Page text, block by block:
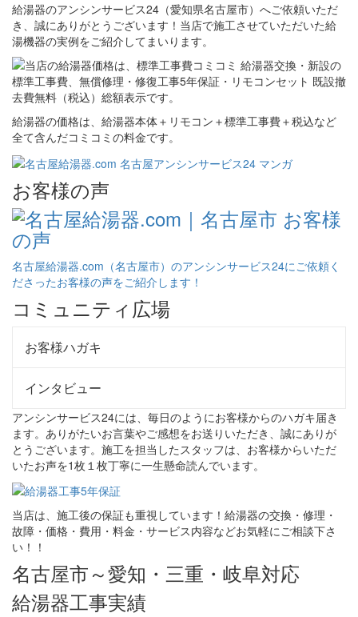
給湯器のアンシンサービス24（愛知県名古屋市）へご依頼いただ
き、誠にありがとうございます！当店で施工させていただいた給
湯機器の実例をご紹介してまいります。
給湯器の価格は、給湯器本体＋リモコン＋標準工事費＋税込など
全て含んだコミコミの料金です。
お客様の声
名古屋給湯器.com（名古屋市）のアンシンサービス24にご依頼く
ださったお客様の声をご紹介します！
コミュニティ広場
お客様ハガキ
インタビュー
アンシンサービス24には、毎日のようにお客様からのハガキ届き
ます。ありがたいお言葉やご感想をお送りいただき、誠にありが
とうございます。施工を担当したスタッフは、お客様からいただ
いたお声を1枚１枚丁寧に一生懸命読んでいます。
当店は、施工後の保証も重視しています！給湯器の交換・修理・
故障・価格・費用・料金・サービス内容などお気軽にご相談下さ
い！！
名古屋市～愛知・三重・岐阜対応
給湯器工事実績